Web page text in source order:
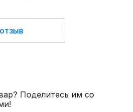
Поделитесь им со